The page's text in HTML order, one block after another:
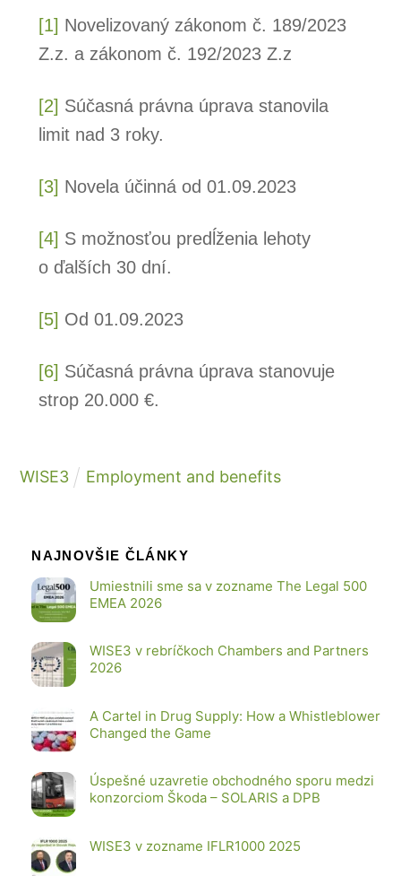
[1] Novelizovaný zákonom č. 189/2023
Z.z. a zákonom č. 192/2023 Z.z
[2] Súčasná právna úprava stanovila
limit nad 3 roky.
[3] Novela účinná od 01.09.2023
[4] S možnosťou predĺženia lehoty
o ďalších 30 dní.
[5] Od 01.09.2023
[6] Súčasná právna úprava stanovuje
strop 20.000 €.
WISE3 Employment and benefits
NAJNOVŠIE ČLÁNKY
Umiestnili sme sa v zozname The Legal 500
EMEA 2026
WISE3 v rebríčkoch Chambers and Partners
2026
A Cartel in Drug Supply: How a Whistleblower
Changed the Game
Úspešné uzavretie obchodného sporu medzi
konzorciom Škoda – SOLARIS a DPB
WISE3 v zozname IFLR1000 2025